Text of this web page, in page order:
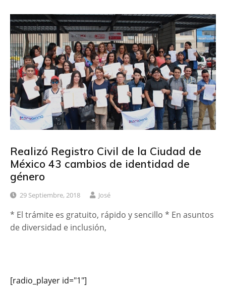
Realizó Registro Civil de la Ciudad de
México 43 cambios de identidad de
género
29 Septiembre, 2018 José
* El trámite es gratuito, rápido y sencillo * En asuntos
de diversidad e inclusión,
[radio_player id="1"]